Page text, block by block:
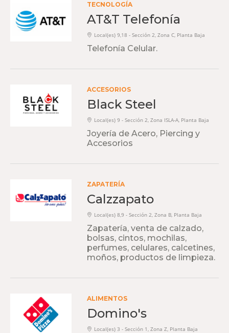
TECNOLOGÍA
AT&T Telefonía
Local(es) 9,18 - Sección 2, Zona C, Planta Baja
Telefonía Celular.
ACCESORIOS
Black Steel
Local(es) 9 - Sección 2, Zona ISLA-A, Planta Baja
Joyería de Acero, Piercing y
Accesorios
ZAPATERÍA
Calzzapato
Local(es) 8,9 - Sección 2, Zona B, Planta Baja
Zapatería, venta de calzado,
bolsas, cintos, mochilas,
perfumes, celulares, calcetines,
moños, productos de limpieza.
ALIMENTOS
Domino's
Local(es) 3 - Sección 1, Zona Z, Planta Baja